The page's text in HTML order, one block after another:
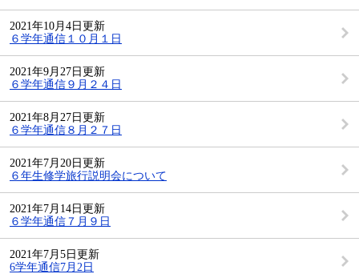
2021年10月4日更新
６学年通信１０月１日
2021年9月27日更新
６学年通信９月２４日
2021年8月27日更新
６学年通信８月２７日
2021年7月20日更新
６年生修学旅行説明会について
2021年7月14日更新
６学年通信７月９日
2021年7月5日更新
6学年通信7月2日